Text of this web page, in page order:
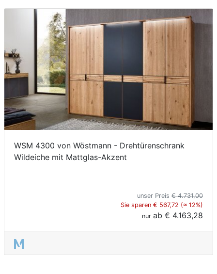
WSM 4300 von Wöstmann - Drehtürenschrank
Wildeiche mit Mattglas-Akzent
unser Preis € 4.731,00
Sie sparen € 567,72 (≈ 12%)
nur ab € 4.163,28